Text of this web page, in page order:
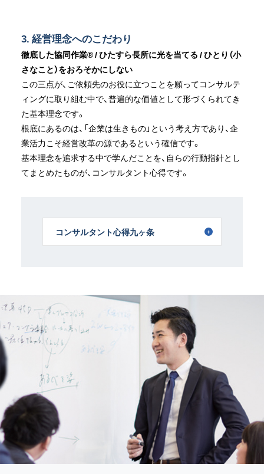
3. 経営理念へのこだわり
徹底した協同作業® / ひたすら長所に光を当てる / ひとり（小
さなこと）をおろそかにしない
この三点が、ご依頼先のお役に立つことを願ってコンサルテ
ィングに取り組む中で、普遍的な価値として形づくられてき
た基本理念です。
根底にあるのは、「企業は生きもの」という考え方であり、企
業活力こそ経営改革の源であるという確信です。
基本理念を追求する中で学んだことを、自らの行動指針とし
てまとめたものが、コンサルタント心得です。
コンサルタント心得九ヶ条
コンサルタント心得九ヶ条
2. 目的を知らず、たしかめず、具体化せず、定量
学ぶことから始まる。
学ぶとは「およそ幼児のごとくに」と述べられ
ているような、すなおでかつひたむきな態度を
いう。
4. コンサルタントはいかなる場合にも人の批判
をしない。ほめることも、けなすこともしな
い。
5. 空理、空論ではなく、事実に基づいて深く考え
る。それがコンサルタントの役割である。
6. 辛抱強く待つということ、それは誠実さととも